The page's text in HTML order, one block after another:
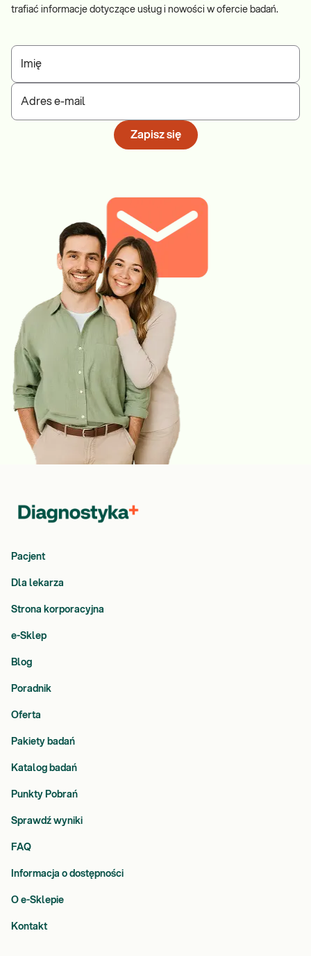
trafiać informacje dotyczące usług i nowości w ofercie badań.
Imię
Adres e-mail
Zapisz się
Pacjent
Dla lekarza
Strona korporacyjna
e-Sklep
Blog
Poradnik
Oferta
Pakiety badań
Katalog badań
Punkty Pobrań
Sprawdź wyniki
FAQ
Informacja o dostępności
O e-Sklepie
Kontakt